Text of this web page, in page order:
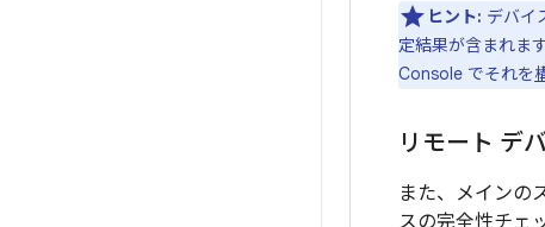
ヒント: デバイ
定結果が含まれま
Console でそれを
リモート デ
また、メインの
スの完全性チェ